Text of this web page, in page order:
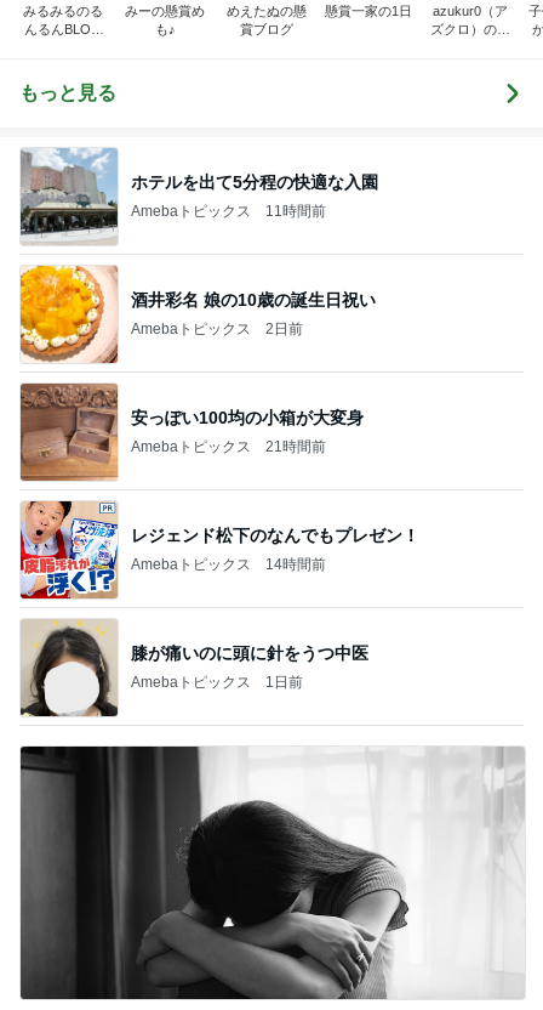
みるみるのる
んるんBLOG
みーの懸賞め
も♪
めえたぬの懸
賞ブログ
懸賞一家の1日
azukur0（ア
ズクロ）の懸
もっと見る
ホテルを出て5分程の快適な入園
Amebaトピックス 11時間前
酒井彩名 娘の10歳の誕生日祝い
Amebaトピックス 2日前
安っぽい100均の小箱が大変身
Amebaトピックス 21時間前
レジェンド松下のなんでもプレゼン！
Amebaトピックス 14時間前
膝が痛いのに頭に針をうつ中医
Amebaトピックス 1日前